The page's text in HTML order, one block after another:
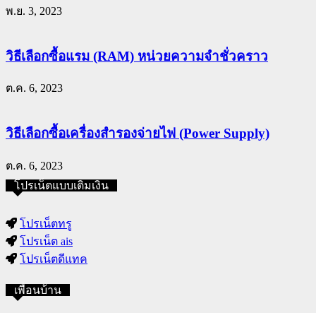
พ.ย. 3, 2023
วิธีเลือกซื้อแรม (RAM) หน่วยความจำชั่วคราว
ต.ค. 6, 2023
วิธีเลือกซื้อเครื่องสำรองจ่ายไฟ (Power Supply)
ต.ค. 6, 2023
โปรเน็ตแบบเติมเงิน
โปรเน็ตทรู
โปรเน็ต ais
โปรเน็ตดีแทค
เพื่อนบ้าน